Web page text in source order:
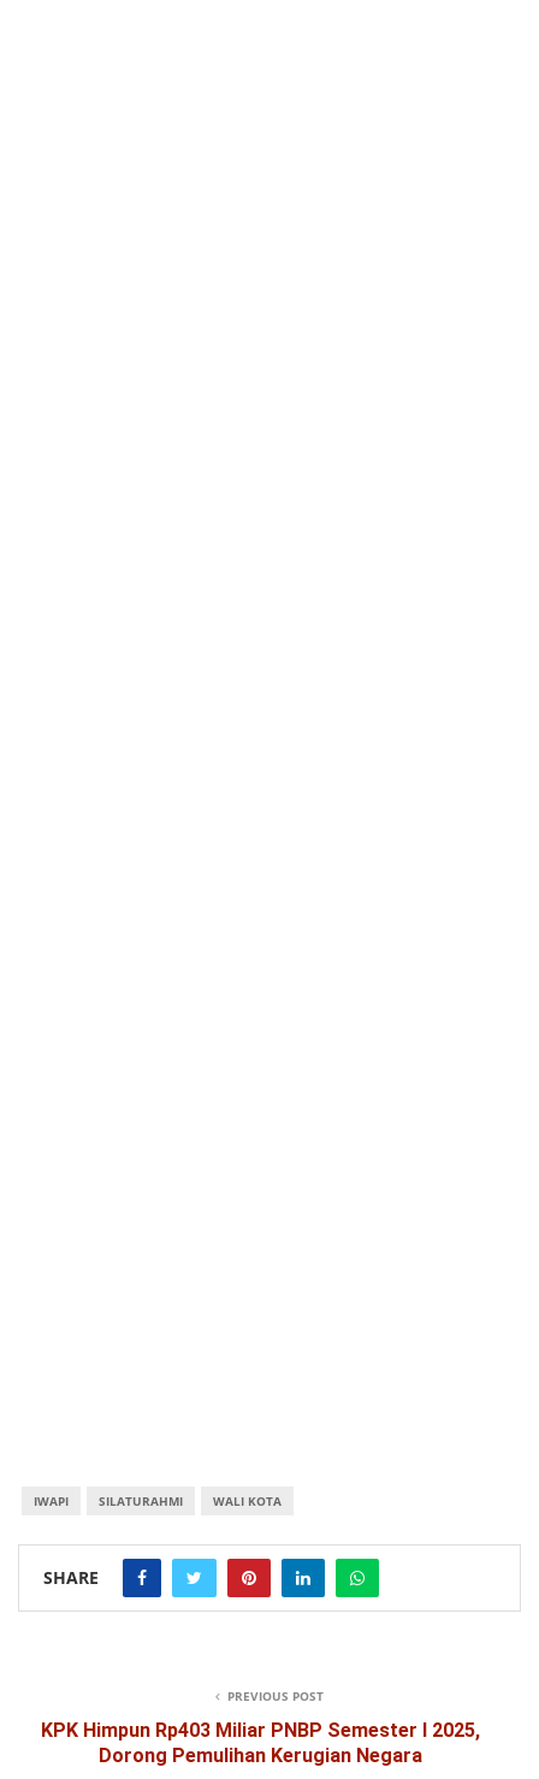
IWAPI SILATURAHMI WALI KOTA
SHARE
PREVIOUS POST
KPK Himpun Rp403 Miliar PNBP Semester I 2025,
Dorong Pemulihan Kerugian Negara